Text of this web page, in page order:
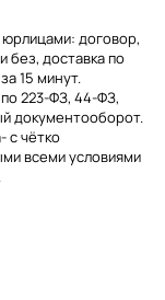
договор,
без, доставка по
15 минут.
223-ФЗ, 44-ФЗ,
документооборот.
с чётко
всеми условиями